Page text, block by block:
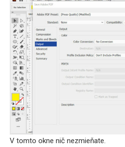
V tomto okne nič nezmieňate.